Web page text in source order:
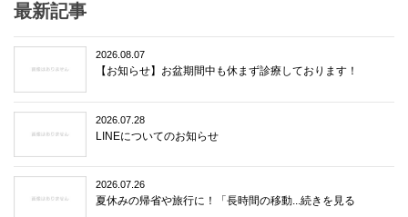
最新記事
2026.08.07
【お知らせ】お盆期間中も休まず診療しております！
2026.07.28
LINEについてのお知らせ
2026.07.26
夏休みの帰省や旅行に！「長時間の移動...続きを見る